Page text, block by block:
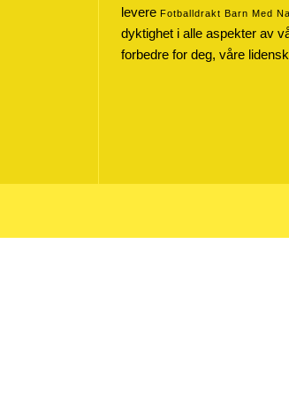
levere Fotballdrakt Barn Med
dyktighet i alle aspekter av
forbedre for deg, våre